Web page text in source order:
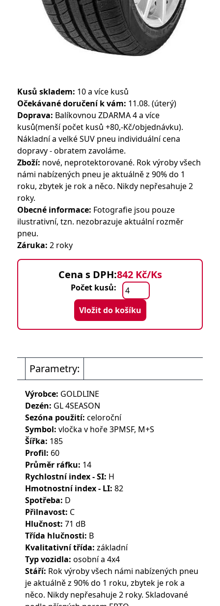
Kusů skladem: 10 a více kusů
Očekávané doručení k vám: 11.08. (úterý)
Doprava: Balíkovnou ZDARMA 4 a více
kusů(menší počet kusů +80,-Kč/objednávku).
Nákladní a velké SUV pneu individuální cena
dopravy - obratem zavoláme.
Zboží: nové, neprotektorované. Rok výroby všech
námi nabízených pneu je aktuálně z 90% do 1
roku, zbytek je rok a něco. Nikdy nepřesahuje 2
roky.
Obecné informace: Fotografie jsou pouze
ilustrativní, tzn. nezobrazuje aktuální rozměr
pneu.
Záruka: 2 roky
Cena s DPH:842 Kč/Ks
Počet kusů:
Vložit do košíku
Parametry:
Výrobce: GOLDLINE
Dezén: GL 4SEASON
Sezóna použití: celoroční
Symbol: vločka v hoře 3PMSF, M+S
Šířka: 185
Profil: 60
Průměr ráfku: 14
Rychlostní index - SI: H
Hmotnostní index - LI: 82
Spotřeba: D
Přilnavost: C
Hlučnost: 71 dB
Třída hlučnosti: B
Kvalitativní třída: základní
Typ vozidla: osobní a 4x4
Stáří: Rok výroby všech námi nabízených pneu
je aktuálně z 90% do 1 roku, zbytek je rok a
něco. Nikdy nepřesahuje 2 roky. Skladované